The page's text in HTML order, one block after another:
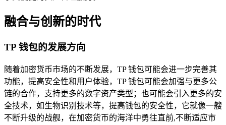
融合与创新的时代
TP 钱包的发展方向
随着加密货币市场的不断发展，TP 钱包可能会进一步完善其
功能，提高安全性和用户体验，TP 钱包可能会加强与更多公
链的合作，支持更多的数字资产类型；也可能会引入更多的安
全技术，如生物识别技术等，提高钱包的安全性，它就像一艘
不断升级的战舰，在加密货币的海洋中勇往直前,不断适应市